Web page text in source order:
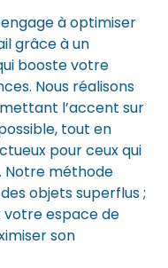
à optimiser
grâce à un
booste votre
Nous réalisons
l’accent sur
tout en
pour ceux qui
Notre méthode
objets superflus ;
votre espace de
son